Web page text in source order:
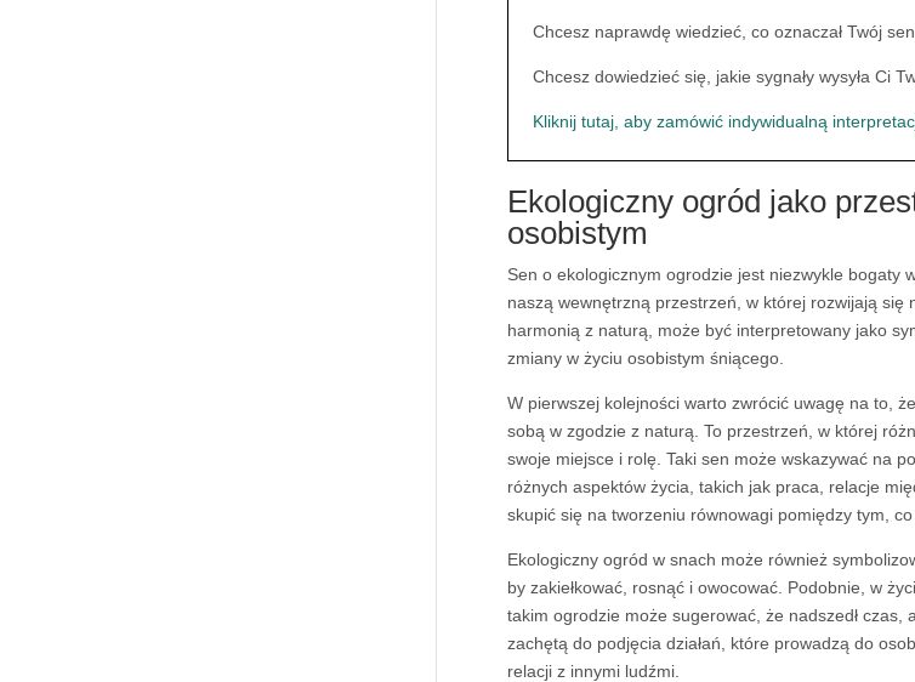
Chcesz naprawdę wiedzieć, co oznaczał Twój
Chcesz dowiedzieć się, jakie sygnały wysyła Ci
Kliknij tutaj, aby zamówić indywidualną
Ekologiczny ogród jako
osobistym
Sen o ekologicznym ogrodzie jest niezwykle bogaty
naszą wewnętrzną przestrzeń, w której rozwijają
harmonią z naturą, może być interpretowany jako
zmiany w życiu osobistym śniącego.
W pierwszej kolejności warto zwrócić uwagę na to,
sobą w zgodzie z naturą. To przestrzeń, w której
swoje miejsce i rolę. Taki sen może wskazywać na
różnych aspektów życia, takich jak praca, relacje
skupić się na tworzeniu równowagi pomiędzy tym,
Ekologiczny ogród w snach może również
by zakiełkować, rosnąć i owocować. Podobnie, w
takim ogrodzie może sugerować, że nadszedł
zachętą do podjęcia działań, które prowadzą do
relacji z innymi ludźmi.